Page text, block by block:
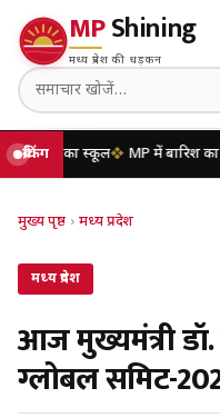
MPShining
मध्य प्रदेश की धड़कन
ब्रेकिंग
का स्कूल MP में बारिश का रौद्र
मुख्य पृष्ठ › मध्य प्रदेश
मध्य प्रदेश
आज मुख्यमंत्री
ग्लोबल समिट-